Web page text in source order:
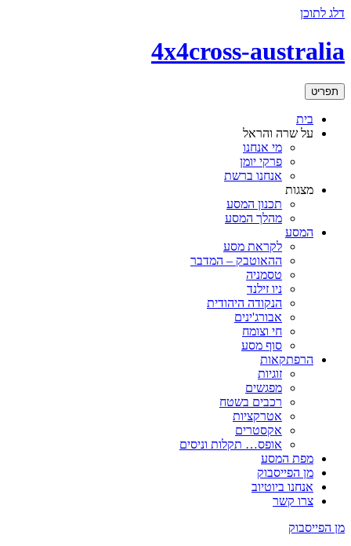
דלג לתוכן
4x4cross-australia
תפריט
בית
על שרה והראל
מי אנחנו
פרקי יומן
אנחנו ברשת
מצגות
תכנון המסע
מהלך המסע
המסע
לקראת מסע
ההאוטבק – המדבר
טסמניה
ניו זילנד
הנקודה היהודית
אבורג'ינים
חי וצומח
סוף מסע
הרפתקאות
זוגיות
מפגשים
רכבים בשטח
אטרקציות
אקסטרים
אופס… תקלות וניסים
מפת המסע
מן הפייסבוק
אנחנו ביוטיוב
צרו קשר
מן הפייסבוק